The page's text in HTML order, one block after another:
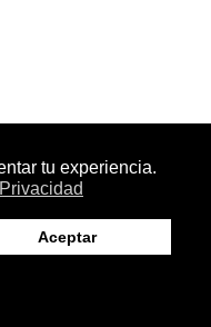
de los pies,
sostenida
una
estratos de la piel,